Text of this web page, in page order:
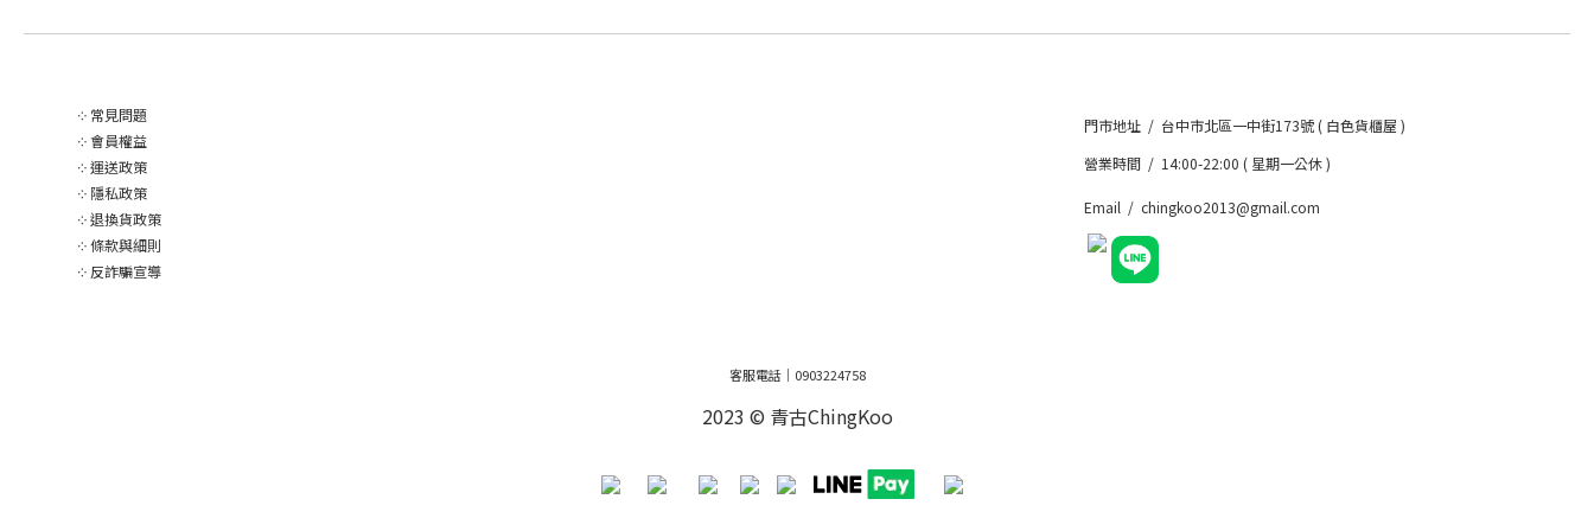
༶ 常見問題
༶會員權益
༶運送政策
༶ 隱私政策
༶退換貨政策
༶條款與細則
༶ 反詐騙宣導
門市地址 / 台中市北區一中街173號 ( 白色貨櫃屋 )
營業時間 / 14:00-22:00 ( 星期一公休 )
Email / chingkoo2013@gmail.com
客服電話｜0903224758
2023 © 青古ChingKoo